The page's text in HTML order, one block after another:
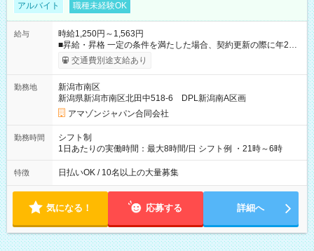
アルバイト 職種未経験OK
給与
時給1,250円～1,563円
■昇給・昇格 一定の条件を満たした場合、契約更新の際に年2回
まで昇給の機会があります。 ■正社員登用制度あり ※月末締/翌
月25日支払い ※時間外手当、別途支給 ※深夜割増賃金 (22:00～
☆Amazon直雇用で安定して働けます！ 【試用期間】試用期間
あり 試用期間の長さ：1週間 雇用形態、給与は本採用時と同じ
です。
交通費別途支給あり
勤務地
新潟市南区
新潟県新潟市南区北田中518-6 DPL新潟南A区画
アマゾンジャパン合同会社
勤務時間
シフト制
1日あたりの実働時間：最大8時間/日 シフト例 ・21時～6時
特徴 日払いOK / 10名以上の大量募集
気になる！ 応募する 詳細へ